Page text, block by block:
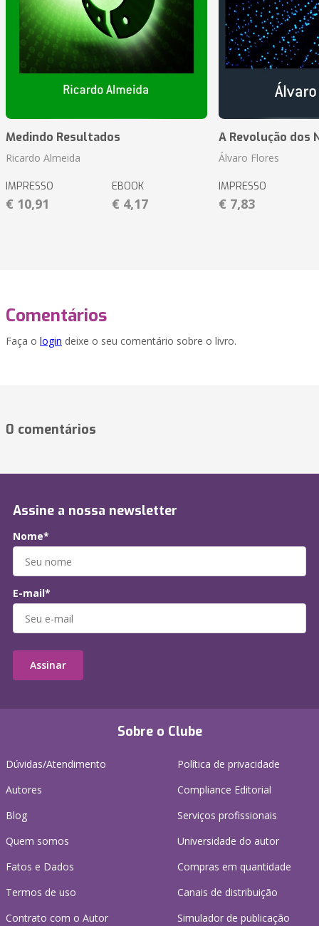
Medindo Resultados
Ricardo Almeida
IMPRESSO
€ 10,91
EBOOK
€ 4,17
A Revolução dos
Álvaro Flores
IMPRESSO
€ 7,83
Comentários
Faça o login deixe o seu comentário sobre o livro.
0 comentários
Sobre o Clube
Dúvidas/Atendimento
Autores
Blog
Quem somos
Fatos e Dados
Termos de uso
Contrato com o Autor
Política de privacidade
Compliance Editorial
Serviços profissionais
Universidade do autor
Compras em quantidade
Canais de distribuição
Simulador de publicação
Assine a nossa newsletter
Nome*
E-mail*
Assinar